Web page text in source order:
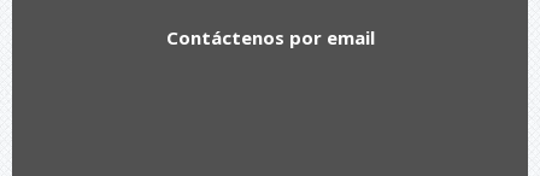
Contáctenos por email